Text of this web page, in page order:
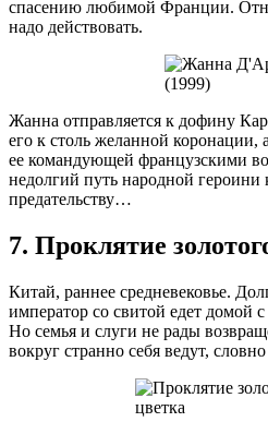
спасению любимой Франции.
надо действовать.
Жанна отправляется к дофину
его к столь желанной коронации,
ее командующей французскими
недолгий путь народной героини
предательству…
7. Проклятие
Китай, раннее средневековье.
император со свитой едет домой
Но семья и слуги не рады
вокруг странно себя ведут,